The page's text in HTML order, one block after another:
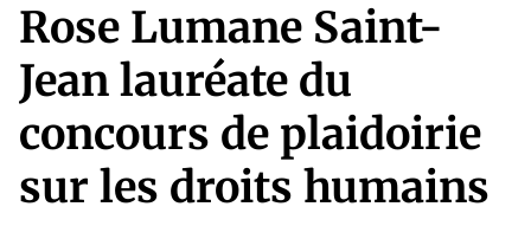
Rose Lumane Saint-
Jean lauréate du
concours de plaidoirie
sur les droits humains